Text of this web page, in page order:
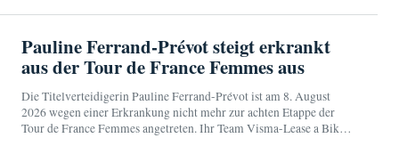
Pauline Ferrand-Prévot steigt erkrankt
aus der Tour de France Femmes aus
Die Titelverteidigerin Pauline Ferrand-Prévot ist am 8. August
2026 wegen einer Erkrankung nicht mehr zur achten Etappe der
Tour de France Femmes angetreten. Ihr Team Visma-Lease a Bike